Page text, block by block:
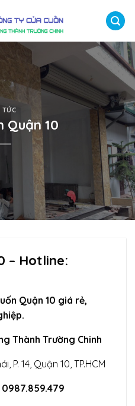
TỨC
Quận 10
– Hotline:
Quận 10 giá rẻ,
Thành Trường Chinh
P. 14, Quận 10, TP.HCM
0987.859.479